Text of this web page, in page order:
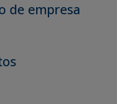
de empresa